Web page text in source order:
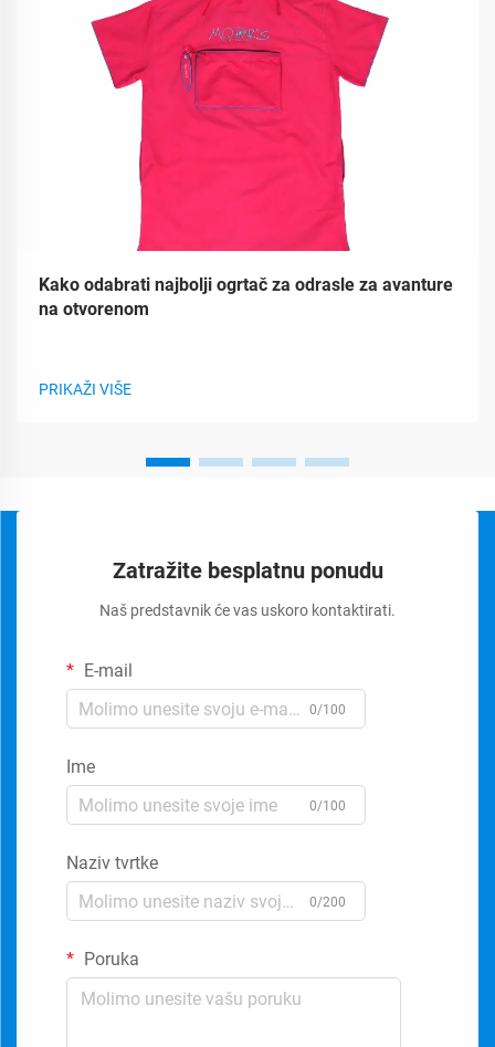
Kako odabrati najbolji ogrtač za odrasle za avanture
na otvorenom
PRIKAŽI VIŠE
Zatražite besplatnu ponudu
Naš predstavnik će vas uskoro kontaktirati.
E-mail
0/100
Ime
0/100
Naziv tvrtke
0/200
Poruka